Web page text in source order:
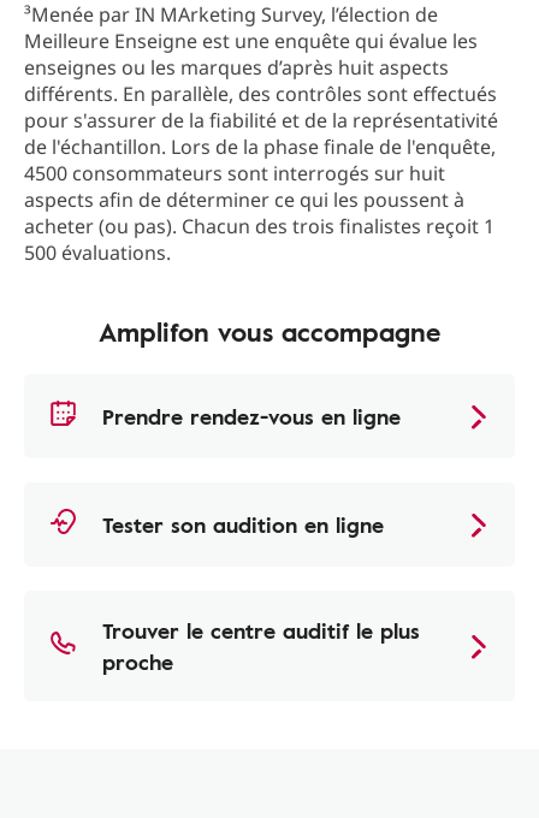
³Menée par IN MArketing Survey, l’élection de
Meilleure Enseigne est une enquête qui évalue les
enseignes ou les marques d’après huit aspects
différents. En parallèle, des contrôles sont effectués
pour s'assurer de la fiabilité et de la représentativité
de l'échantillon. Lors de la phase finale de l'enquête,
4500 consommateurs sont interrogés sur huit
aspects afin de déterminer ce qui les poussent à
acheter (ou pas). Chacun des trois finalistes reçoit 1
500 évaluations.
Amplifon vous accompagne
Prendre rendez-vous en ligne
Tester son audition en ligne
Trouver le centre auditif le plus
proche